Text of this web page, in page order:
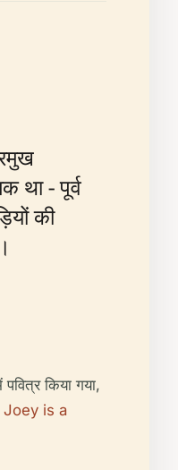
था - पूर्व
की
किया गया,
Joey is a